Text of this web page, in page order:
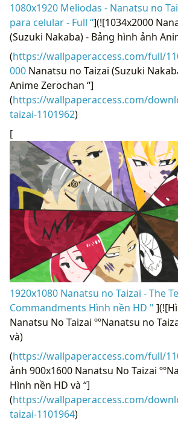
1080x1920 Meliodas - Nanatsu no
para celular - Full “](![1034x2000
(Suzuki Nakaba) - Bảng hình ảnh
(https://wallpaperaccess.com/full/
000 Nanatsu no Taizai (Suzuki
Anime Zerochan “]
(https://wallpaperaccess.com/
taizai-1101962)
[
1920x1080 Nanatsu no Taizai - The
Commandments Hình nền HD "
Nanatsu No Taizai ººNanatsu no
và)
(https://wallpaperaccess.com/full/
ảnh 900x1600 Nanatsu No Taizai
Hình nền HD và “]
(https://wallpaperaccess.com/
taizai-1101964)